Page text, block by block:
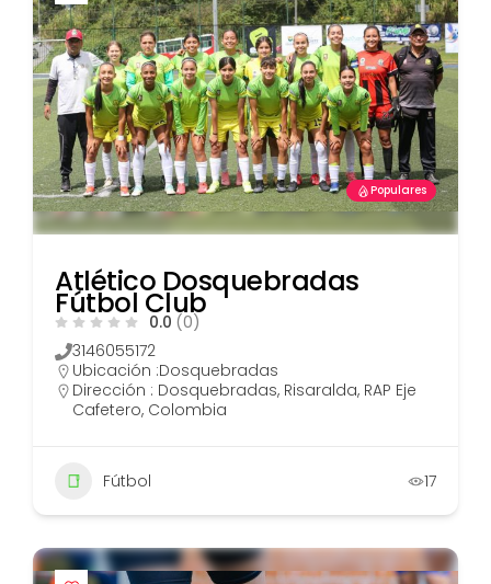
Populares
Atlético Dosquebradas
Fútbol Club
0.0 (0)
3146055172
Ubicación :Dosquebradas
Dirección : Dosquebradas, Risaralda, RAP Eje
Cafetero, Colombia
Fútbol 17